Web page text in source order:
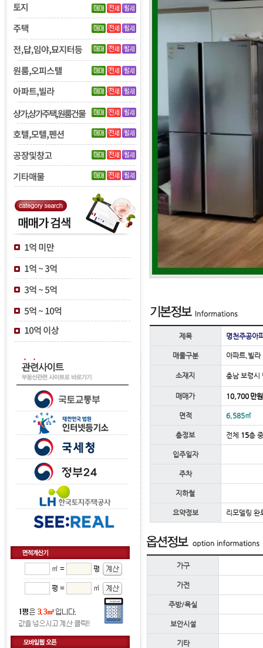
㎡ = 평
평 = ㎡
제목 명천주공아
매물구분 아파트,빌라
소재지 충남 보령시
매매가 10,700 만원
면적 6,585㎡
층정보 전체 15층
입주일자
주차
지하철
요약정보 리모델링 완
가구
가전
주방/욕실
보안시설
기타